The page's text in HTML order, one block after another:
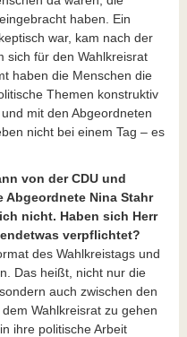
haben. Ein
war, kam nach der
sich für den Wahlkreisrat
haben die Menschen die
Themen konstruktiv
mit den Abgeordneten
nicht bei einem Tag – es
von der CDU und
Abgeordnete Nina Stahr
nicht. Haben sich Herr
verpflichtet?
des Wahlkreistags und
Das heißt, nicht nur die
auch zwischen den
Wahlkreisrat zu gehen
ihre politische Arbeit